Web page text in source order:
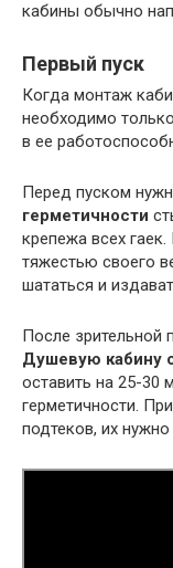
кабины обычно
Первый пуск
Когда монтаж
необходимо
в ее
Перед пуском
герметичности
крепежа всех
тяжестью своего
шататься и
После зрительной
Душевую кабину
оставить на 25-30
герметичности.
подтеков, их